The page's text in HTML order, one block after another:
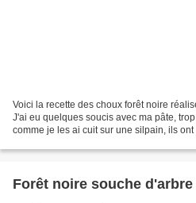
Voici la recette des choux forêt noire
J'ai eu quelques soucis avec ma pâte,
comme je les ai cuit sur une silpain, ils
Forêt noire souche d'arbre